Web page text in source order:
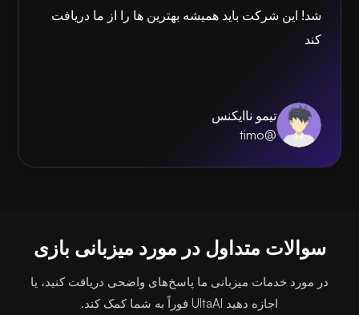
شد! این شرکت باید همیشه بهترین ها را از ما دریافت
کند
تیمو ناایکنس
@timo
سوالات متداول در مورد میزبانی بازی
در مورد خدمات میزبانی ما پاسخ‌های واضحی دریافت کنید، یا
اجازه دهید UltaAI فوراً به شما کمک کند.